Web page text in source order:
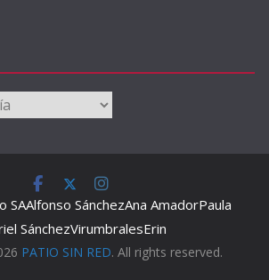
SAAlfonso SánchezAna AmadorPaula
SánchezVirumbralesErin
PATIO SIN RED. All rights reserved.